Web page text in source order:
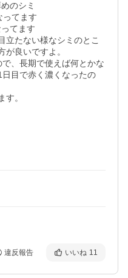
のシミ
ってます
てます
立たない様なシミのとこ
が良いですよ。
、長期で使えば何とかな
目で赤く濃くなったの
す。
違反報告 いいね 11